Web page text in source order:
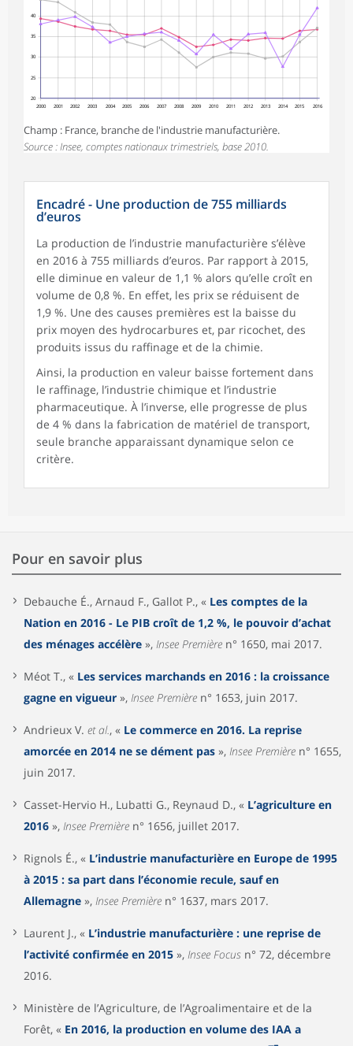
20
25
30
35
40
2000 2001 2002 2003 2004 2005 2006 2007 2008 2009 2010 2011 2012 2013 2014 2015 2016
Champ : France, branche de l'industrie manufacturière.
Source : Insee, comptes nationaux trimestriels, base 2010.
Encadré - Une production de 755 milliards
d’euros
La production de l’industrie manufacturière s’élève
en 2016 à 755 milliards d’euros. Par rapport à 2015,
elle diminue en valeur de 1,1 % alors qu’elle croît en
volume de 0,8 %. En effet, les prix se réduisent de
1,9 %. Une des causes premières est la baisse du
prix moyen des hydrocarbures et, par ricochet, des
produits issus du raffinage et de la chimie.
Ainsi, la production en valeur baisse fortement dans
le raffinage, l’industrie chimique et l’industrie
pharmaceutique. À l’inverse, elle progresse de plus
de 4 % dans la fabrication de matériel de transport,
seule branche apparaissant dynamique selon ce
critère.
Pour en savoir plus
Debauche É., Arnaud F., Gallot P., « Les comptes de la
Nation en 2016 - Le PIB croît de 1,2 %, le pouvoir d’achat
des ménages accélère », Insee Première n° 1650, mai 2017.
Méot T., « Les services marchands en 2016 : la croissance
gagne en vigueur », Insee Première n° 1653, juin 2017.
Andrieux V. et al., « Le commerce en 2016. La reprise
amorcée en 2014 ne se dément pas », Insee Première n° 1655,
juin 2017.
Casset-Hervio H., Lubatti G., Reynaud D., « L’agriculture en
2016 », Insee Première n° 1656, juillet 2017.
Rignols É., « L’industrie manufacturière en Europe de 1995
à 2015 : sa part dans l’économie recule, sauf en
Allemagne », Insee Première n° 1637, mars 2017.
Laurent J., « L’industrie manufacturière : une reprise de
l’activité confirmée en 2015 », Insee Focus n° 72, décembre
2016.
Ministère de l’Agriculture, de l’Agroalimentaire et de la
Forêt, « En 2016, la production en volume des IAA a